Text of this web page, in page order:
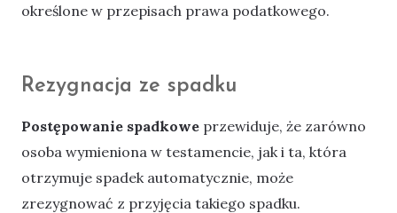
określone w przepisach prawa podatkowego.
Rezygnacja ze spadku
Postępowanie spadkowe przewiduje, że zarówno
osoba wymieniona w testamencie, jak i ta, która
otrzymuje spadek automatycznie, może
zrezygnować z przyjęcia takiego spadku.